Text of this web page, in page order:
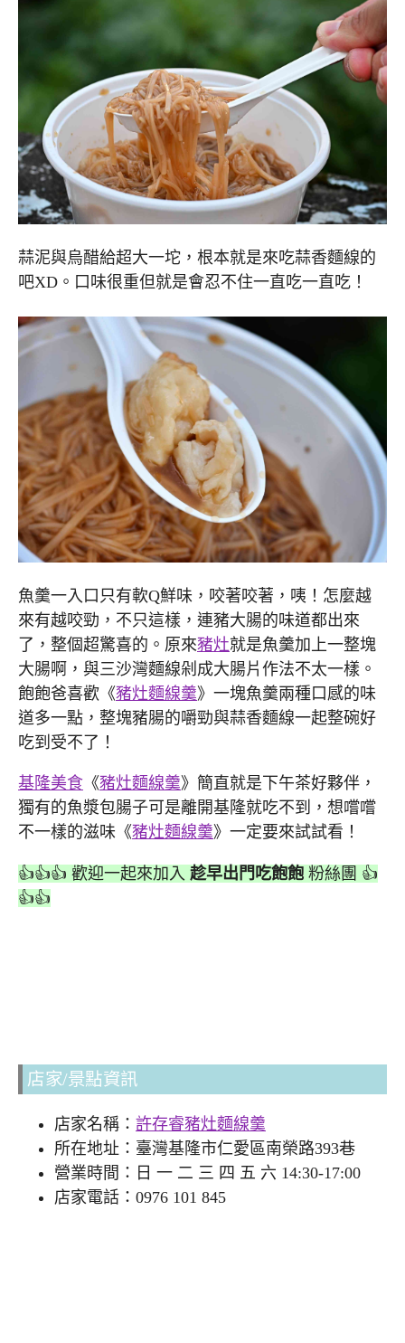
蒜泥與烏醋給超大一坨，根本就是來吃蒜香麵線的
吧XD。口味很重但就是會忍不住一直吃一直吃！
魚羹一入口只有軟Q鮮味，咬著咬著，咦！怎麼越
來有越咬勁，不只這樣，連豬大腸的味道都出來
了，整個超驚喜的。原來豬灶就是魚羹加上一整塊
大腸啊，與三沙灣麵線剁成大腸片作法不太一樣。
飽飽爸喜歡《豬灶麵線羹》一塊魚羹兩種口感的味
道多一點，整塊豬腸的嚼勁與蒜香麵線一起整碗好
吃到受不了！
基隆美食 《豬灶麵線羹》簡直就是下午茶好夥伴，
獨有的魚漿包腸子可是離開基隆就吃不到，想嚐嚐
不一樣的滋味《豬灶麵線羹》一定要來試試看！
👍👍👍 歡迎一起來加入 趁早出門吃飽飽 粉絲團 👍
👍👍
店家/景點資訊
店家名稱： 許存睿豬灶麵線羹
所在地址：臺灣基隆市仁愛區南榮路393巷
營業時間：日 一 二 三 四 五 六 14:30-17:00
店家電話：0976 101 845